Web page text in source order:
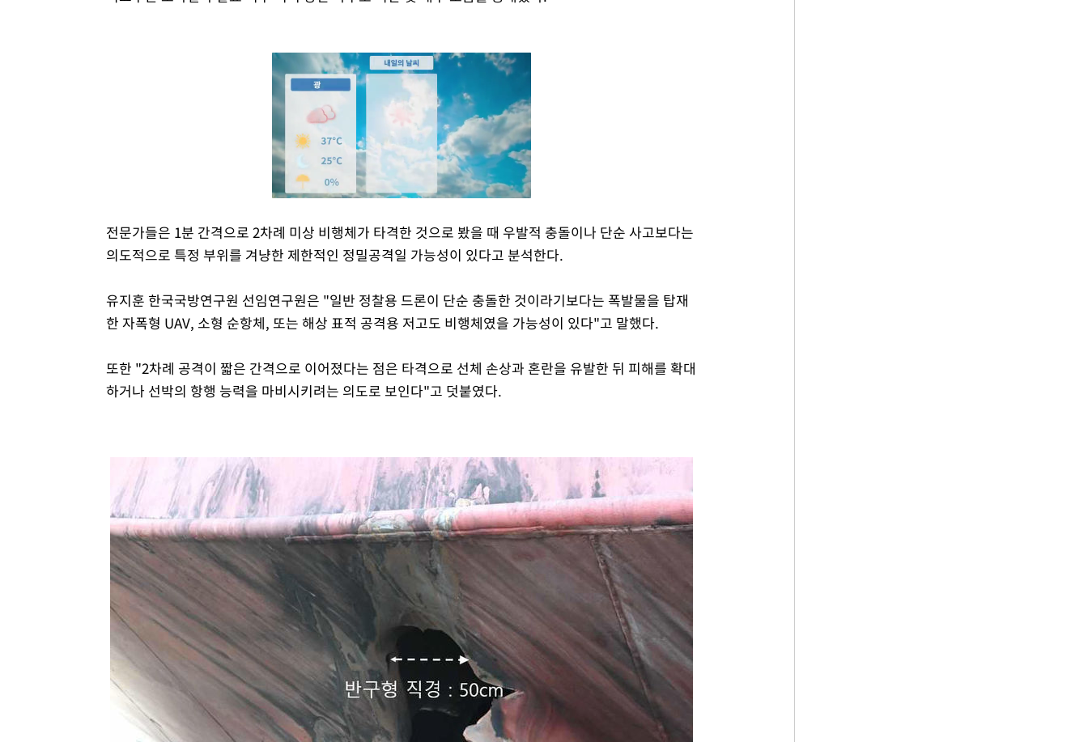
Mute
전문가들은 1분 간격으로 2차례 미상 비행체가 타격한 것으로 봤을 때 우발적 충돌이나 단순 사고보다는
의도적으로 특정 부위를 겨냥한 제한적인 정밀공격일 가능성이 있다고 분석한다.
유지훈 한국국방연구원 선임연구원은 "일반 정찰용 드론이 단순 충돌한 것이라기보다는 폭발물을 탑재
한 자폭형 UAV, 소형 순항체, 또는 해상 표적 공격용 저고도 비행체였을 가능성이 있다"고 말했다.
또한 "2차례 공격이 짧은 간격으로 이어졌다는 점은 타격으로 선체 손상과 혼란을 유발한 뒤 피해를 확대
하거나 선박의 항행 능력을 마비시키려는 의도로 보인다"고 덧붙였다.